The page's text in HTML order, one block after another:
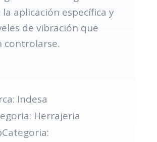
la aplicación específica y
de vibración que
controlarse.
Indesa
Herrajeria